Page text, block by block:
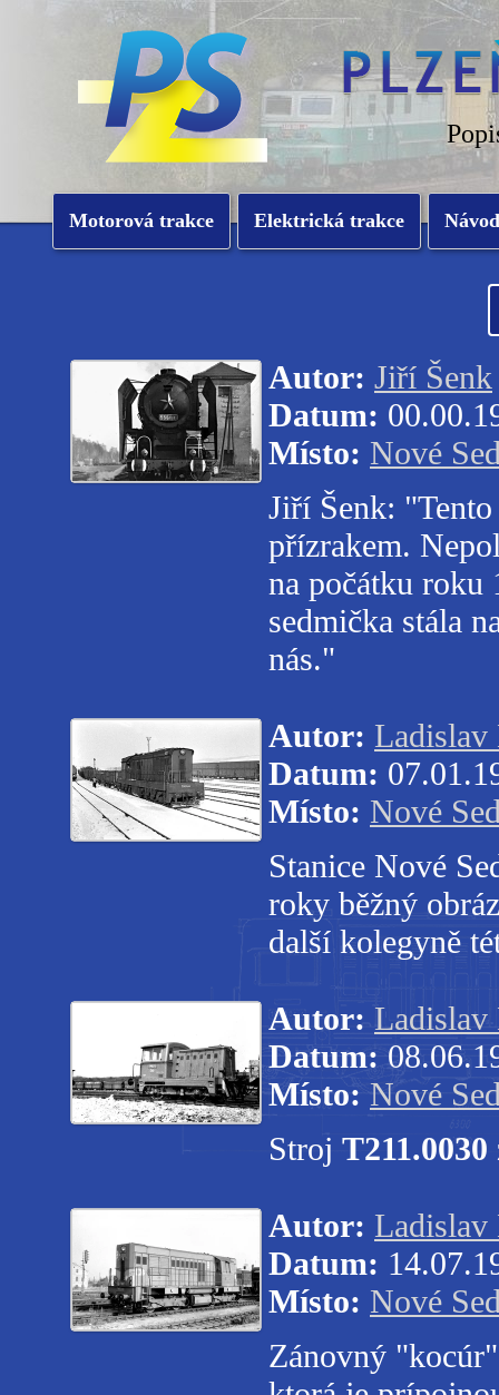
Motorová trakce Elektrická trakce
Autor: Jiří Šenk
Datum:
Místo: Nové
Jiří Šenk:
přízrakem.
na počátku roku
sedmička stála
nás."
Autor:
Datum:
Místo: Nové
Stanice Nové
roky běžný
další kolegyně
Autor:
Datum:
Místo: Nové
Stroj T211.0030
Autor:
Datum:
Místo: Nové
Zánovný